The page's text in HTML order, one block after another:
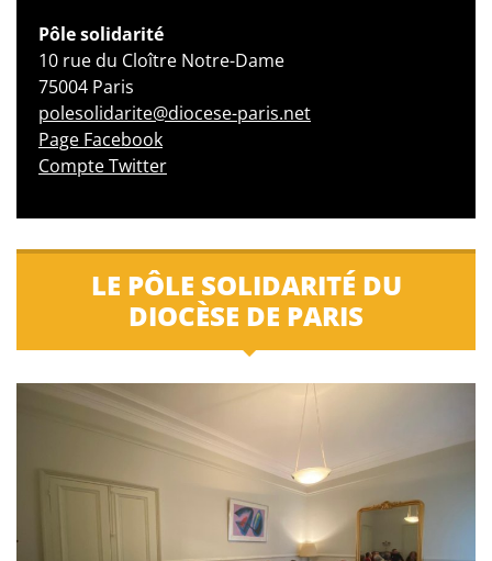
Pôle solidarité
10 rue du Cloître Notre-Dame
75004 Paris
polesolidarite@diocese-paris.net
Page Facebook
Compte Twitter
LE PÔLE SOLIDARITÉ DU
DIOCÈSE DE PARIS